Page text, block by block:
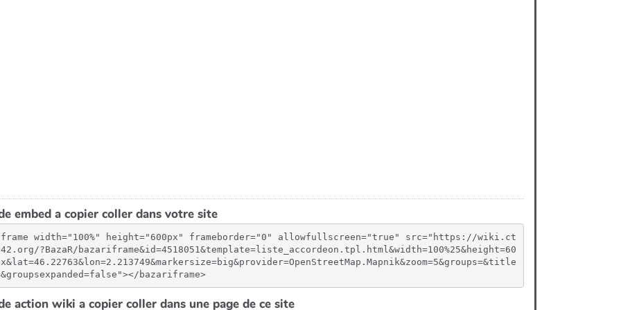
embed a copier coller dans votre site
width="100%" height="600px" frameborder="0" allowfullscreen="true" src="https://wiki.ct
?BazaR/bazariframe&id=4518051&template=liste_accordeon.tpl.html&width=100%25&height=60
bazariframe>
action wiki a copier coller dans une page de ce site